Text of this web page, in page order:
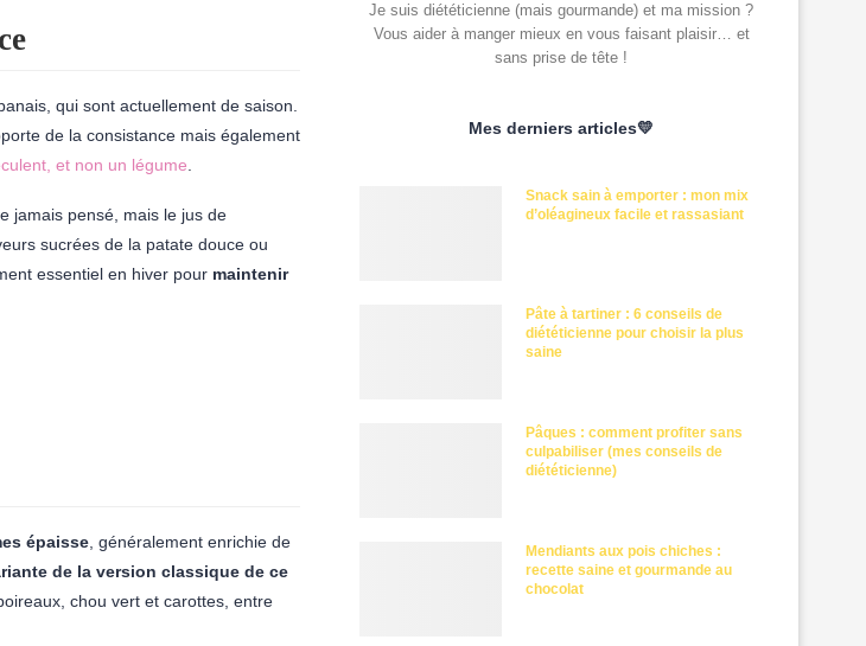
qui sont actuellement de saison.
de la consistance mais également
et non un légume
jamais pensé, mais le jus de
sucrées de la patate douce ou
essentiel en hiver pour maintenir
épaisse , généralement enrichie de
de la version classique de ce
chou vert et carottes, entre
Je suis diététicienne (mais gourmande) et ma mission ?
Vous aider à manger mieux en vous faisant plaisir… et
sans prise de tête !
Mes derniers articles💛
Snack sain à emporter : mon mix
d’oléagineux facile et rassasiant
Pâte à tartiner : 6 conseils de
diététicienne pour choisir la plus
saine
Pâques : comment profiter sans
culpabiliser (mes conseils de
diététicienne)
Mendiants aux pois chiches :
recette saine et gourmande au
chocolat